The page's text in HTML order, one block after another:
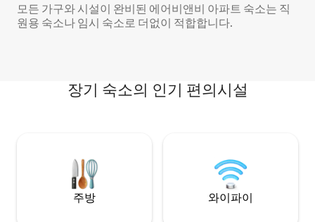
모든 가구와 시설이 완비된 에어비앤비 아파트 숙소는 직
원용 숙소나 임시 숙소로 더없이 적합합니다.
장기 숙소의 인기 편의시설
주방 와이파이